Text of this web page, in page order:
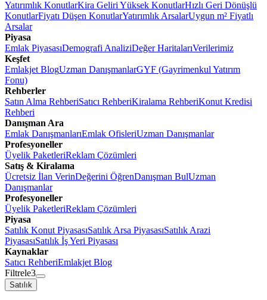
Yatırımlık KonutlarKira Geliri Yüksek KonutlarHızlı Geri Dönüşlü
KonutlarFiyatı Düşen KonutlarYatırımlık ArsalarUygun m² Fiyatlı
Arsalar
Piyasa
Emlak PiyasasıDemografi AnaliziDeğer HaritalarıVerilerimiz
Keşfet
Emlakjet BlogUzman DanışmanlarGYF (Gayrimenkul Yatırım
Fonu)
Rehberler
Satın Alma RehberiSatıcı RehberiKiralama RehberiKonut Kredisi
Rehberi
Danışman Ara
Emlak DanışmanlarıEmlak OfisleriUzman Danışmanlar
Profesyoneller
Üyelik PaketleriReklam Çözümleri
Satış & Kiralama
Ücretsiz İlan VerinDeğerini ÖğrenDanışman BulUzman
Danışmanlar
Profesyoneller
Üyelik PaketleriReklam Çözümleri
Piyasa
Satılık Konut PiyasasıSatılık Arsa PiyasasıSatılık Arazi
PiyasasıSatılık İş Yeri Piyasası
Kaynaklar
Satıcı RehberiEmlakjet Blog
Filtrele3
Satılık